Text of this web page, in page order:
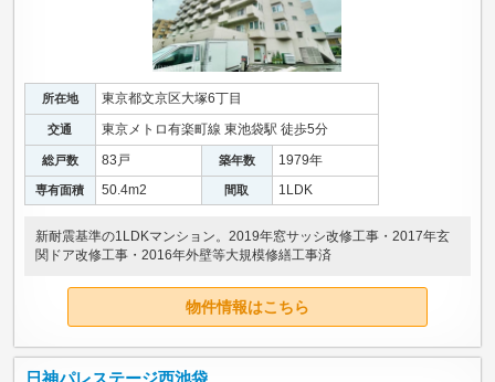
所在地 東京都文京区大塚6丁目
交通 東京メトロ有楽町線 東池袋駅 徒歩5分
総戸数 83戸 築年数 1979年
専有面積 50.4m2 間取 1LDK
新耐震基準の1LDKマンション。2019年窓サッシ改修工事・2017年玄
関ドア改修工事・2016年外壁等大規模修繕工事済
物件情報はこちら